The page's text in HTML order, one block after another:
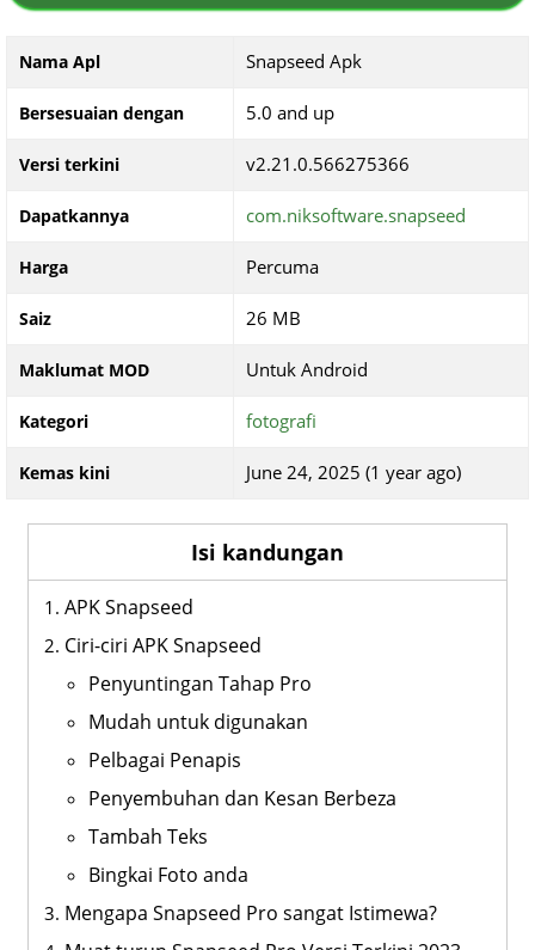
Nama Apl Snapseed Apk
Bersesuaian dengan 5.0 and up
Versi terkini v2.21.0.566275366
Dapatkannya com.niksoftware.snapseed
Harga Percuma
Saiz 26 MB
Maklumat MOD Untuk Android
Kategori fotografi
Kemas kini June 24, 2025 (1 year ago)
Isi kandungan
APK Snapseed
Ciri-ciri APK Snapseed
Penyuntingan Tahap Pro
Mudah untuk digunakan
Pelbagai Penapis
Penyembuhan dan Kesan Berbeza
Tambah Teks
Bingkai Foto anda
Mengapa Snapseed Pro sangat Istimewa?